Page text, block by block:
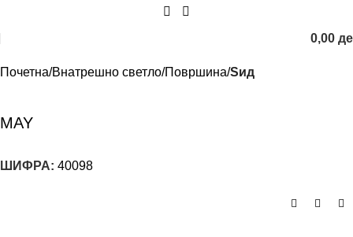
0,00
Почетна Внатрешно светло Површина Sид
MAY
ШИФРА: 40098